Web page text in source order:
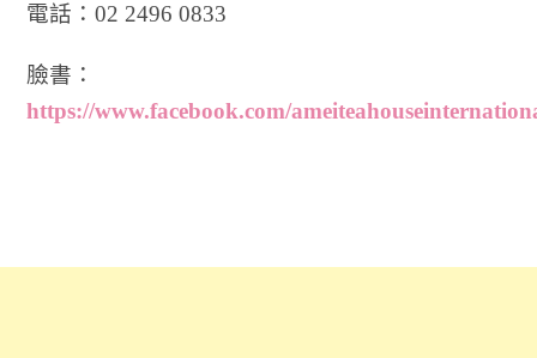
電話：02 2496 0833
臉書：
https://www.facebook.com/